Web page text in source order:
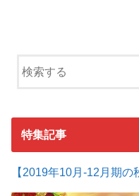
特集記事
【2019年10月-12月期